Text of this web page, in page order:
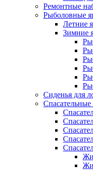
Ремонтные
Рыболовные
Летние
Зимние
Сиденья для